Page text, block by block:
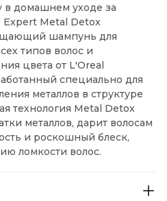
в домашнем уходе за
Expert Metal Detox
шампунь для
типов волос и
цвета от L'Oreal
специально для
металлов в структуре
технология Metal Detox
металлов, дарит волосам
и роскошный блеск,
ломкости волос.